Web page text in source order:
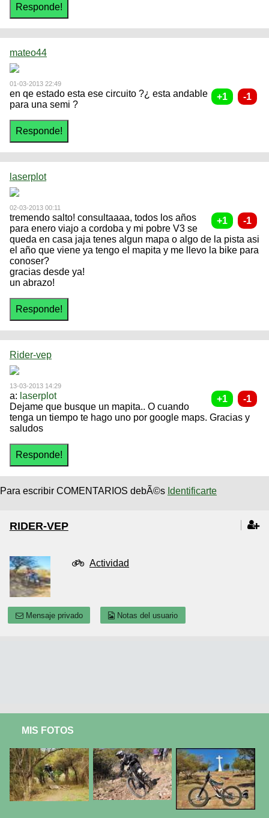
mateo44
01-03-2013 22:49
en qe estado esta ese circuito ?¿ esta andable
para una semi ?
laserplot
02-03-2013 00:11
tremendo salto! consultaaaa, todos los años
para enero viajo a cordoba y mi pobre V3 se
queda en casa jaja tenes algun mapa o algo de la pista asi
el año que viene ya tengo el mapita y me llevo la bike para
conoser?
gracias desde ya!
un abrazo!
Rider-vep
13-03-2013 14:29
a: laserplot
Dejame que busque un mapita.. O cuando
tenga un tiempo te hago uno por google maps. Gracias y
saludos
Para escribir COMENTARIOS debÃ©s Identificarte
RIDER-VEP
Actividad
Mensaje privado Notas del usuario
MIS FOTOS